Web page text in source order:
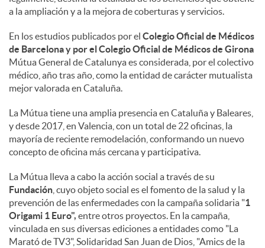
a la ampliación y a la mejora de coberturas y servicios.
En los estudios publicados por el Colegio Oficial de Médicos
de Barcelona y por el Colegio Oficial de Médicos de Girona
Mútua General de Catalunya es considerada, por el colectivo
médico, año tras año, como la entidad de carácter mutualista
mejor valorada en Cataluña.
La Mútua tiene una amplia presencia en Cataluña y Baleares,
y desde 2017, en Valencia, con un total de 22 oficinas, la
mayoría de reciente remodelación, conformando un nuevo
concepto de oficina más cercana y participativa.
La Mútua lleva a cabo la acción social a través de su
Fundación , cuyo objeto social es el fomento de la salud y la
prevención de las enfermedades con la campaña solidaria "1
Origami 1 Euro", entre otros proyectos. En la campaña,
vinculada en sus diversas ediciones a entidades como "La
Marató de TV3", Solidaridad San Juan de Dios, "Amics de la